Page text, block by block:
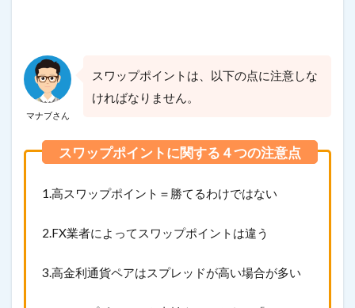
マナブさん
スワップポイントは、以下の点に注意しな
ければなりません。
1.高スワップポイント＝勝てるわけではない
2.FX業者によってスワップポイントは違う
3.高金利通貨ペアはスプレッドが高い場合が多い